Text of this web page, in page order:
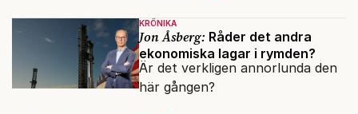
KRÖNIKA
Jon Åsberg: Råder det andra
ekonomiska lagar i rymden?
Är det verkligen annorlunda den
här gången?